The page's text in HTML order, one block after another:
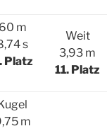
60 m
s
Platz
Weit
3,93 m
11. Platz
m